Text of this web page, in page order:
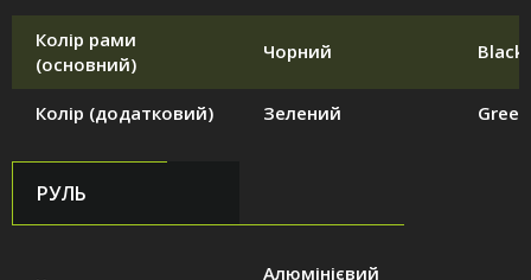
Колір рами
(основний)
Чорний Black
Колір (додатковий) Зелений Green
РУЛЬ
Алюмінієвий